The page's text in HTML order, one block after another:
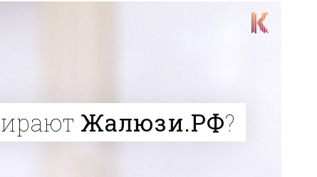
Жалюзи.РФ?